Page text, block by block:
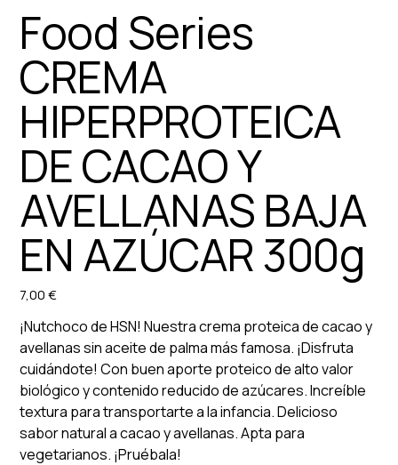
Food Series
CREMA
HIPERPROTEICA
DE CACAO Y
AVELLANAS BAJA
EN AZÚCAR 300g
Precio
7,00 €
¡Nutchoco de HSN! Nuestra crema proteica de cacao y
avellanas sin aceite de palma más famosa. ¡Disfruta
cuidándote! Con buen aporte proteico de alto valor
biológico y contenido reducido de azúcares. Increíble
textura para transportarte a la infancia. Delicioso
sabor natural a cacao y avellanas. Apta para
vegetarianos. ¡Pruébala!